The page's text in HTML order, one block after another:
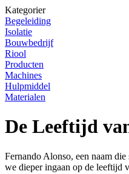
Kategorier
Begeleiding
Isolatie
Bouwbedrijf
Riool
Producten
Machines
Hulpmiddel
Materialen
De Leeftijd
Fernando Alonso, een naam
we dieper ingaan op de leeftijd